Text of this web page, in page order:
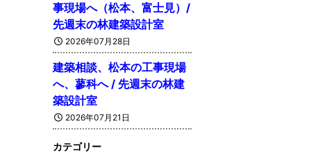
事現場へ（松本、富士見）/
先週末の林建築設計室
2026年07月28日
建築相談、松本の工事現場
へ、蓼科へ / 先週末の林建
築設計室
2026年07月21日
カテゴリー